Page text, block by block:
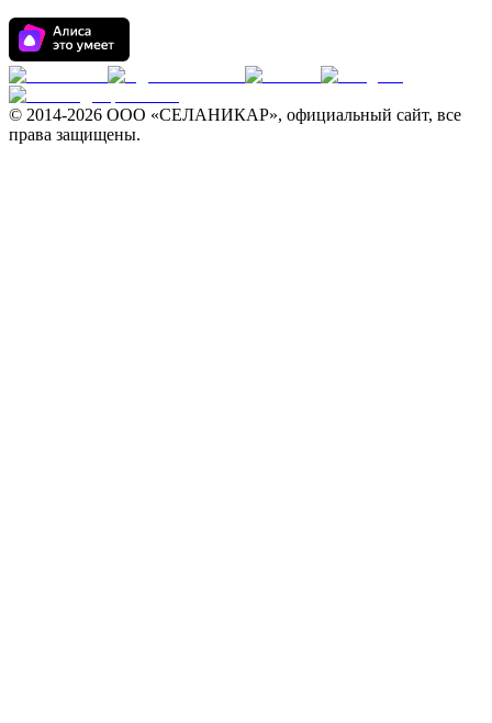
© 2014-2026 ООО «СЕЛАНИКАР», официальный сайт, все
права защищены.